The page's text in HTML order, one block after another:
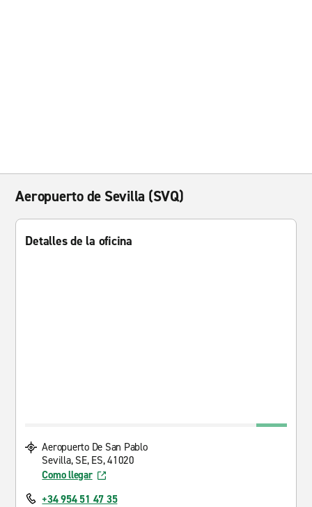
Aeropuerto de Sevilla (SVQ)
Detalles de la oficina
Aeropuerto De San Pablo
Sevilla, SE, ES, 41020
Como llegar
+34 954 51 47 35